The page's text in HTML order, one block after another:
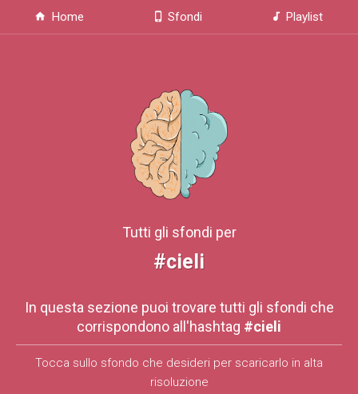
Home Sfondi Playlist
Tutti gli sfondi per
#cieli
In questa sezione puoi trovare tutti gli sfondi che
corrispondono all'hashtag #cieli
Tocca sullo sfondo che desideri per scaricarlo in alta
risoluzione